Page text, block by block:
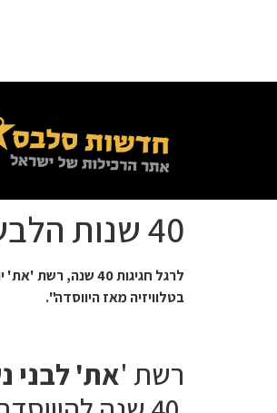
40 שנות הלבשה תחתונה
לרגל חגיגות 40 שנה, רשת 'את'
בטלוויזיה מאז היווסדה".
רשת 'את' לבני